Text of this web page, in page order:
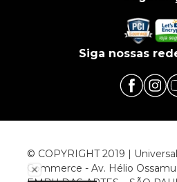
Siga nossas
© COPYRIGHT 2019 |
Commerce - Av. Hélio Ossamu